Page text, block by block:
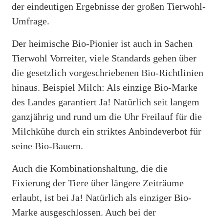
der eindeutigen Ergebnisse der großen Tierwohl-
Umfrage.
Der heimische Bio-Pionier ist auch in Sachen
Tierwohl Vorreiter, viele Standards gehen über
die gesetzlich vorgeschriebenen Bio-Richtlinien
hinaus. Beispiel Milch: Als einzige Bio-Marke
des Landes garantiert Ja! Natürlich seit langem
ganzjährig und rund um die Uhr Freilauf für die
Milchkühe durch ein striktes Anbindeverbot für
seine Bio-Bauern.
Auch die Kombinationshaltung, die die
Fixierung der Tiere über längere Zeiträume
erlaubt, ist bei Ja! Natürlich als einziger Bio-
Marke ausgeschlossen. Auch bei der